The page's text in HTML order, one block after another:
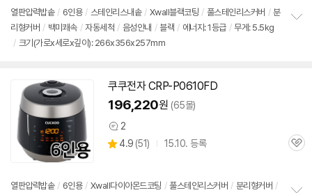
리
뷰
열판압력밥솥 / 6인용 / 스테인리스내솥 / Xwall블랙코팅 / 풀스테인리스커버 / 분
리형커버 / 백미쾌속 / 자동세척 / 음성안내 / 블랙 / 에너지: 1등급 / 무게: 5.5kg
/ 크기(가로x세로x깊이): 266x356x257mm
쿠쿠전자 CRP-P0610FD
196,220원 (65몰)
상
품
2
별
4.9 (상
뷰
51) 15.10. 등록
관
열판압력밥솥 / 6인용 / Xwall다이아몬드코팅 / 풀스테인리스커버 / 분리형커버 /